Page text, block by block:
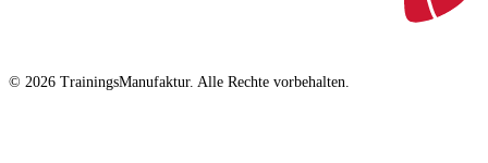
© 2026 TrainingsManufaktur. Alle Rechte vorbehalten.